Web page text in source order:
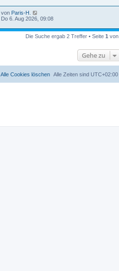
von Paris-H.
Do 6. Aug 2026, 09:08
Die Suche ergab 2 Treffer • Seite 1 von
Gehe zu
Alle Zeiten sind UTC+02:00
Alle Cookies löschen